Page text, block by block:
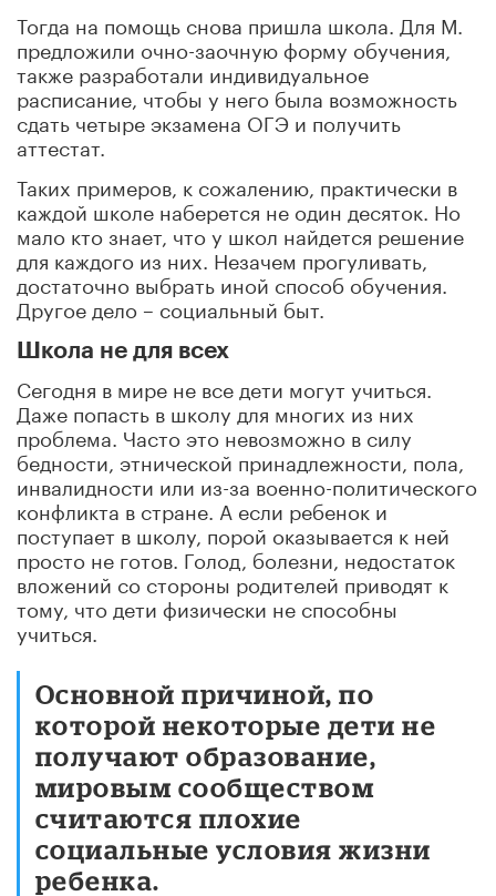
Тогда на помощь снова пришла школа. Для М.
предложили очно-заочную форму обучения,
также разработали индивидуальное
расписание, чтобы у него была возможность
сдать четыре экзамена ОГЭ и получить
аттестат.
Таких примеров, к сожалению, практически в
каждой школе наберется не один десяток. Но
мало кто знает, что у школ найдется решение
для каждого из них. Незачем прогуливать,
достаточно выбрать иной способ обучения.
Другое дело – социальный быт.
Школа не для всех
Сегодня в мире не все дети могут учиться.
Даже попасть в школу для многих из них
проблема. Часто это невозможно в силу
бедности, этнической принадлежности, пола,
инвалидности или из-за военно-политического
конфликта в стране. А если ребенок и
поступает в школу, порой оказывается к ней
просто не готов. Голод, болезни, недостаток
вложений со стороны родителей приводят к
тому, что дети физически не способны
учиться.
Основной причиной, по
которой некоторые дети не
получают образование,
мировым сообществом
считаются плохие
социальные условия жизни
ребенка.